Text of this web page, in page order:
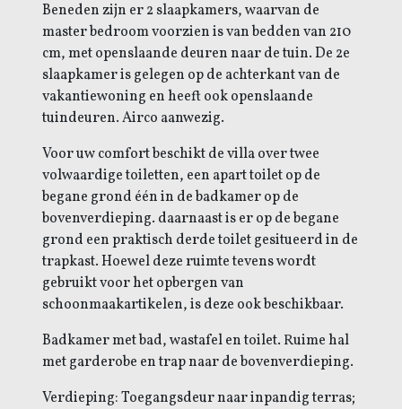
Beneden zijn er 2 slaapkamers, waarvan de
master bedroom voorzien is van bedden van 210
cm, met openslaande deuren naar de tuin. De 2e
slaapkamer is gelegen op de achterkant van de
vakantiewoning en heeft ook openslaande
tuindeuren. Airco aanwezig.
Voor uw comfort beschikt de villa over twee
volwaardige toiletten, een apart toilet op de
begane grond één in de badkamer op de
bovenverdieping. daarnaast is er op de begane
grond een praktisch derde toilet gesitueerd in de
trapkast. Hoewel deze ruimte tevens wordt
gebruikt voor het opbergen van
schoonmaakartikelen, is deze ook beschikbaar.
Badkamer met bad, wastafel en toilet. Ruime hal
met garderobe en trap naar de bovenverdieping.
Verdieping: Toegangsdeur naar inpandig terras;